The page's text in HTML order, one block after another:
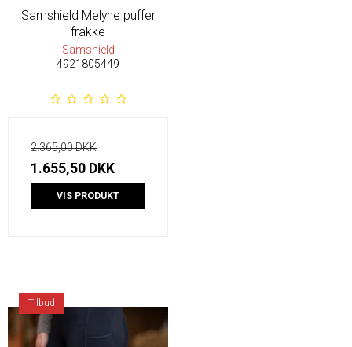
Samshield Melyne puffer
frakke
Samshield
4921805449
2.365,00 DKK
1.655,50 DKK
VIS PRODUKT
Tilbud